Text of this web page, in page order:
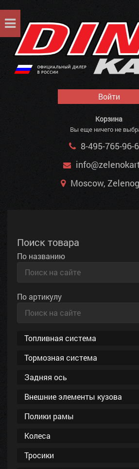
Войти
Корзина
Вы еще ничего не
8-495-765-96-
Moscow,
Поиск товара
По названию
По артикулу
Топливная система
Тормозная система
Задняя ось
Внешние элементы кузова
Полики рамы
Колеса
Тросики